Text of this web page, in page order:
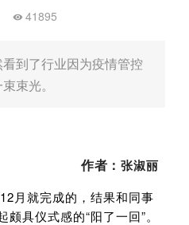
41895
到了行业因为疫情管控
束光。
作者： 张淑丽
月就完成的，结果和同事
具仪式感的“阳了一回”。